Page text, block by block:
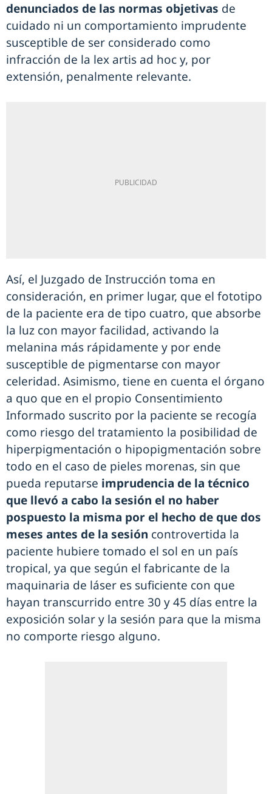
denunciados de las normas objetivas de
cuidado ni un comportamiento imprudente
susceptible de ser considerado como
infracción de la lex artis ad hoc y, por
extensión, penalmente relevante.
Así, el Juzgado de Instrucción toma en
consideración, en primer lugar, que el fototipo
de la paciente era de tipo cuatro, que absorbe
la luz con mayor facilidad, activando la
melanina más rápidamente y por ende
susceptible de pigmentarse con mayor
celeridad. Asimismo, tiene en cuenta el órgano
a quo que en el propio Consentimiento
Informado suscrito por la paciente se recogía
como riesgo del tratamiento la posibilidad de
hiperpigmentación o hipopigmentación sobre
todo en el caso de pieles morenas, sin que
pueda reputarse imprudencia de la técnico
que llevó a cabo la sesión el no haber
pospuesto la misma por el hecho de que dos
meses antes de la sesión controvertida la
paciente hubiere tomado el sol en un país
tropical, ya que según el fabricante de la
maquinaria de láser es suficiente con que
hayan transcurrido entre 30 y 45 días entre la
exposición solar y la sesión para que la misma
no comporte riesgo alguno.